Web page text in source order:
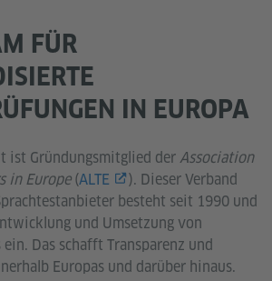
FÜR
IN EUROPA
ist Gründungsmitglied derAssociation
in Europe(ALTE
). Dieser Verband
besteht seit 1990 und
und Umsetzung von
Das schafft Transparenz und
Europas und darüber hinaus.